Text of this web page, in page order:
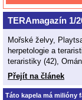
TERAmagazín 1/
Mořské želvy,
herpetologie a
teraristiky (42),
Přejít na článek
Táto kapela má milióny